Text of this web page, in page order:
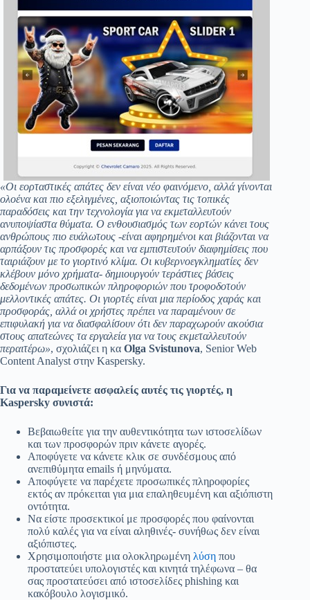
«Οι εορταστικές απάτες δεν είναι νέο φαινόμενο, αλλά γίνονται
ολοένα και πιο εξελιγμένες, αξιοποιώντας τις τοπικές
παραδόσεις και την τεχνολογία για να εκμεταλλευτούν
ανυποψίαστα θύματα. Ο ενθουσιασμός των εορτών κάνει τους
ανθρώπους πιο ευάλωτους -είναι αφηρημένοι και βιάζονται να
αρπάξουν τις προσφορές και να εμπιστευτούν διαφημίσεις που
ταιριάζουν με το γιορτινό κλίμα. Οι κυβερνοεγκληματίες δεν
κλέβουν μόνο χρήματα- δημιουργούν τεράστιες βάσεις
δεδομένων προσωπικών πληροφοριών που τροφοδοτούν
μελλοντικές απάτες. Οι γιορτές είναι μια περίοδος χαράς και
προσφοράς, αλλά οι χρήστες πρέπει να παραμένουν σε
επιφυλακή για να διασφαλίσουν ότι δεν παραχωρούν ακούσια
στους απατεώνες τα εργαλεία για να τους εκμεταλλευτούν
περαιτέρω», σχολιάζει η κα Olga Svistunova, Senior Web
Content Analyst στην Kaspersky.
Για να παραμείνετε ασφαλείς αυτές τις γιορτές, η
Kaspersky συνιστά:
Βεβαιωθείτε για την αυθεντικότητα των ιστοσελίδων
και των προσφορών πριν κάνετε αγορές.
Αποφύγετε να κάνετε κλικ σε συνδέσμους από
ανεπιθύμητα emails ή μηνύματα.
Αποφύγετε να παρέχετε προσωπικές πληροφορίες
εκτός αν πρόκειται για μια επαληθευμένη και αξιόπιστη
οντότητα.
Να είστε προσεκτικοί με προσφορές που φαίνονται
πολύ καλές για να είναι αληθινές- συνήθως δεν είναι
αξιόπιστες.
Χρησιμοποιήστε μια ολοκληρωμένη λύση που
προστατεύει υπολογιστές και κινητά τηλέφωνα – θα
σας προστατεύσει από ιστοσελίδες phishing και
κακόβουλο λογισμικό.